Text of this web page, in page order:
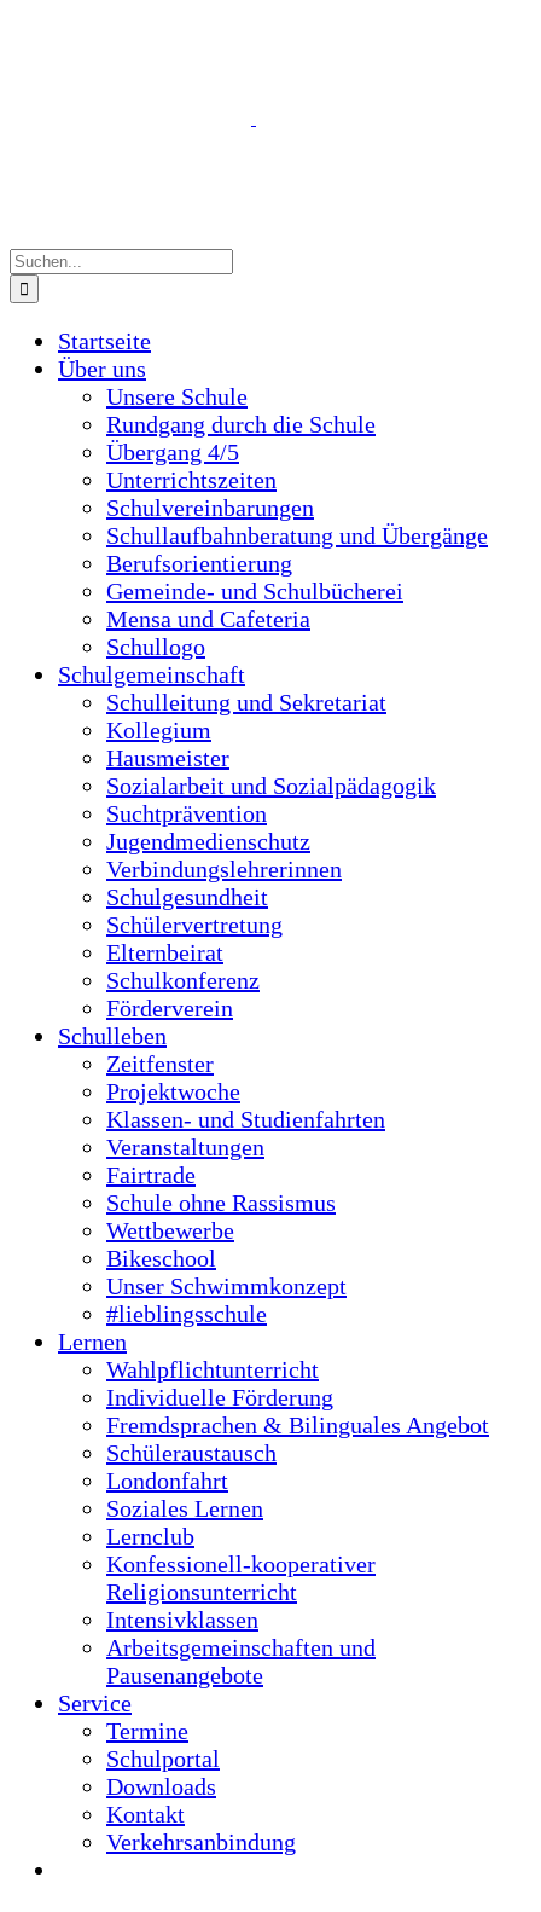
Berufsorientierung
Gemeinde- und Schulbücherei
Mensa und Cafeteria
Schullogo
Schulgemeinschaft
Schulleitung und Sekretariat
Kollegium
Hausmeister
Sozialarbeit und Sozialpädagogik
Suchtprävention
Jugendmedienschutz
Verbindungslehrerinnen
Schulgesundheit
Schülervertretung
Elternbeirat
Schulkonferenz
Förderverein
Schulleben
Zeitfenster
Projektwoche
Klassen- und Studienfahrten
Veranstaltungen
Fairtrade
Schule ohne Rassismus
Wettbewerbe
Bikeschool
Unser Schwimmkonzept
#lieblingsschule
Lernen
Wahlpflichtunterricht
Individuelle Förderung
Fremdsprachen & Bilinguales Angebot
Schüleraustausch
Londonfahrt
Soziales Lernen
Lernclub
Konfessionell-kooperativer
Religionsunterricht
Intensivklassen
Arbeitsgemeinschaften und
Pausenangebote
Service
Termine
Schulportal
Downloads
Kontakt
Verkehrsanbindung
Startseite
Über uns
Unsere Schule
Rundgang durch die Schule
Übergang 4/5
Unterrichtszeiten